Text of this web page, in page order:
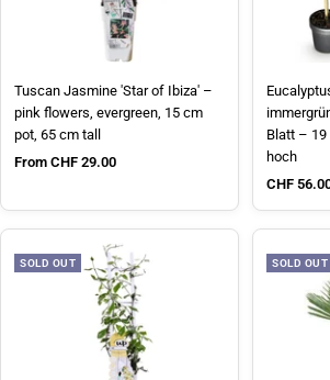
Tuscan Jasmine 'Star of Ibiza' –
pink flowers, evergreen, 15 cm
pot, 65 cm tall
Sale price
From CHF 29.00
Blatt – 19
hoch
Sale price
CHF
SOLD OUT SOLD OUT